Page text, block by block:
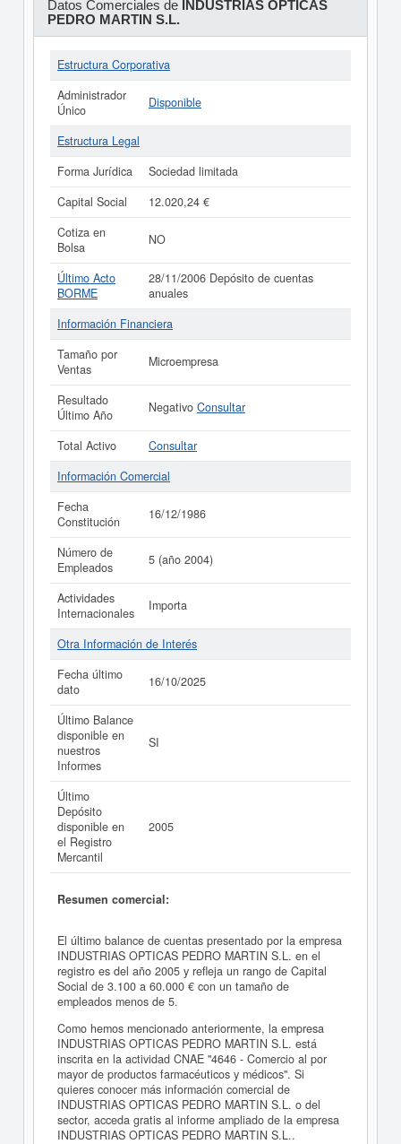
Datos Comerciales de
INDUSTRIAS OPTICAS
PEDRO MARTIN S.L.
Estructura Corporativa
Administrador
Único
Disponible
Estructura Legal
Forma Jurídica
Sociedad limitada
Capital Social
12.020,24 €
Cotiza en
Bolsa
NO
Último Acto
BORME
28/11/2006 Depósito de cuentas
anuales
Información Financiera
Tamaño por
Ventas
Microempresa
Resultado
Último Año
Negativo Consultar
Total Activo
Consultar
Información Comercial
Fecha
Constitución
16/12/1986
Número de
Empleados
5 (año 2004)
Actividades
Internacionales
Importa
Otra Información de Interés
Fecha último
dato
16/10/2025
Último Balance
disponible en
nuestros
Informes
SI
Último
Depósito
disponible en
el Registro
Mercantil
2005
Resumen comercial:
El último balance de cuentas presentado por la empresa
INDUSTRIAS OPTICAS PEDRO MARTIN S.L. en el
registro es del año 2005 y refleja un rango de Capital
Social de 3.100 a 60.000 € con un tamaño de
empleados menos de 5.
Como hemos mencionado anteriormente, la empresa
INDUSTRIAS OPTICAS PEDRO MARTIN S.L. está
inscrita en la actividad CNAE "4646 - Comercio al por
mayor de productos farmacéuticos y médicos". Si
quieres conocer más información comercial de
INDUSTRIAS OPTICAS PEDRO MARTIN S.L. o del
sector, acceda gratis al informe ampliado de la empresa
INDUSTRIAS OPTICAS PEDRO MARTIN S.L..